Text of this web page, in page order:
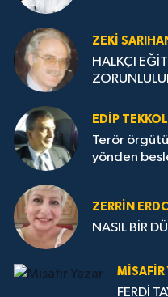
ZEKI
HALKÇI
EDIP TEKKOL
Terör örgütü
yönden
ZERRIN
NASIL BİR
MISAFIR
FERDİ